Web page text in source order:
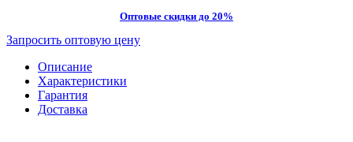
Оптовые скидки до 20%
Запросить оптовую цену
Описание
Характеристики
Гарантия
Доставка